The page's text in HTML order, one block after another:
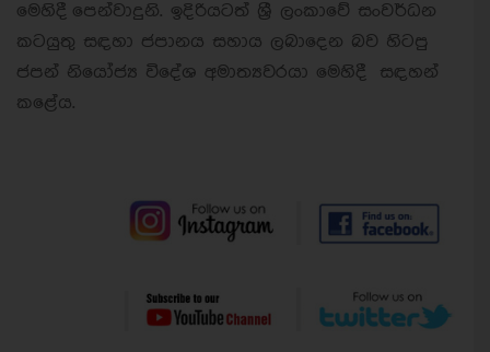
මෙහිදී පෙන්වාදුනි. ඉදිරියටත් ශ්‍රී ලංකාවේ සංවර්ධන
කටයුතු සඳහා ජපානය සහාය ලබාදෙන බව හිටපු
ජපන් නියෝජ්‍ය විදේශ අමාත්‍යවරයා මෙහිදී සඳහන්
කළේය.